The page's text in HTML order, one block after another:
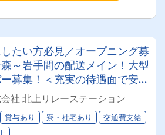
たい方必見／オープニング募
～岩手間の配送メイン！大型
募集！＜充実の待遇面で安心
度 ★入社祝い金制度あり ★
免許をお持ちであれば、未
す☆彡
社 北上リレーステーション
賞与あり 寮・社宅あり
交通費支給